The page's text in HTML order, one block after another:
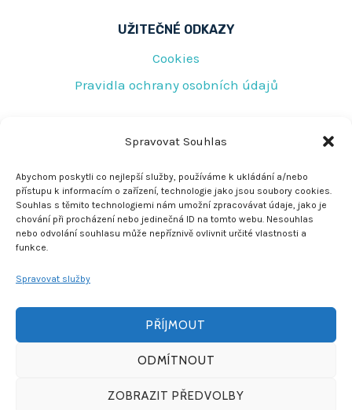
Spravovat Souhlas
Abychom poskytli co nejlepší služby, používáme k ukládání a/nebo
přístupu k informacím o zařízení, technologie jako jsou soubory cookies.
Souhlas s těmito technologiemi nám umožní zpracovávat údaje, jako je
chování při procházení nebo jedinečná ID na tomto webu. Nesouhlas
nebo odvolání souhlasu může nepříznivě ovlivnit určité vlastnosti a
funkce.
Spravovat služby
PŘÍJMOUT
ODMÍTNOUT
ZOBRAZIT PŘEDVOLBY
UŽITEČNÉ ODKAZY
Cookies
Pravidla ochrany osobních údajů
Tovární 219
Jeseník 790 01
rescujirka@seznam.cz
+420 608 772 278
© 2026 Jiří Jelínek - Vyrobeno v